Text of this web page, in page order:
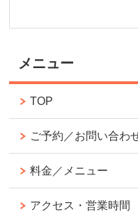
メニュー
TOP
ご予約／お問い合わ
料金／メニュー
アクセス・営業時間